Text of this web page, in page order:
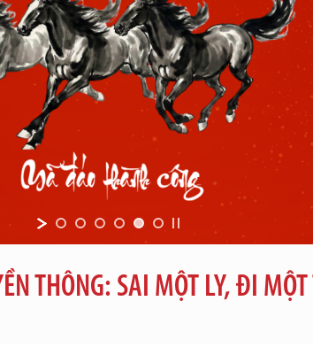
THÔNG: SAI MỘT LY, ĐI MỘT